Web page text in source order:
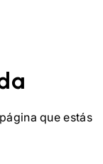
que estás